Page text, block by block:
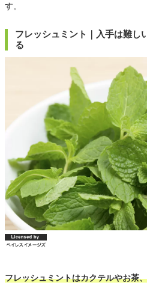
す。
フレッシュミント｜入手は難し
る
フレッシュミントはカクテルやお茶